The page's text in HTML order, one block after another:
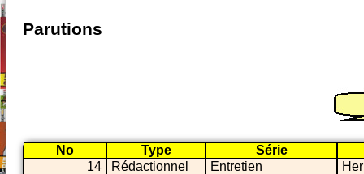
Parutions
No Type
Série
14
Rédactionnel Entretien